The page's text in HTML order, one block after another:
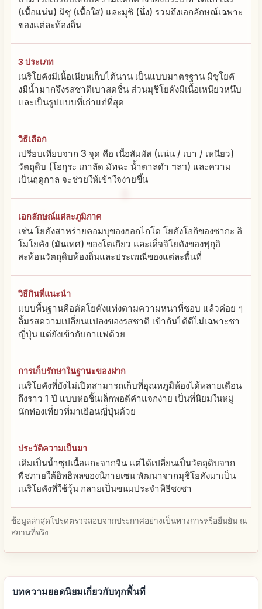
(เนื้อแน่น) มิซุ (เนื้อใส) และมุชิ (นึ่ง) รวมถึงเอกลักษณ์เฉพาะ
ของแต่ละท้องถิ่น
3 ประเภท
เนริโยคังมีเนื้อเนียนเก็บได้นาน เป็นแบบมาตรฐาน มิซุโยคั
งมีน้ำมากจึงรสชาติเบาสดชื่น ส่วนมุชิโยคังมีเนื้อเหนียวหนึบ
และเป็นรูปแบบที่เก่าแก่ที่สุด
วิธีเลือก
เปรียบเทียบจาก 3 จุด คือ เนื้อสัมผัส (แน่น / เบา / เหนียว)
วัตถุดิบ (โอกุระ เกาลัด มัทฉะ น้ำตาลดำ ฯลฯ) และความ
เป็นฤดูกาล จะช่วยให้เข้าใจง่ายขึ้น
เอกลักษณ์แต่ละภูมิภาค
เช่น โยคังสาหร่ายคอมบุของฮอกไกโด โยคังโอกิของซากะ อิ
โมโยคัง (มันเทศ) ของโตเกียว และเด็จจิโยคังของฟุกุอิ
สะท้อนวัตถุดิบท้องถิ่นและประเพณีของแต่ละพื้นที่
วิธีกินที่แนะนำ
แบบพื้นฐานคือตัดโยคังแท่งตามความหนาที่ชอบ แล้วค่อย ๆ
ลิ้มรสความเปลี่ยนแปลงของรสชาติ เข้ากันได้ดีไม่เฉพาะชา
ญี่ปุ่น แต่ยังเข้ากับกาแฟด้วย
การเก็บรักษาในฐานะของฝาก
เนริโยคังที่ยังไม่เปิดสามารถเก็บที่อุณหภูมิห้องได้หลายเดือน
ถึงราว 1 ปี แบบห่อชิ้นเล็กพอดีคำแจกง่าย เป็นที่นิยมในหมู่
นักท่องเที่ยวที่มาเยือนญี่ปุ่นด้วย
ประวัติความเป็นมา
เดิมเป็นน้ำซุปเนื้อแกะจากจีน แต่ได้เปลี่ยนเป็นวัตถุดิบจาก
พืชภายใต้อิทธิพลของนิกายเซน พัฒนาจากมุชิโยคังมาเป็น
เนริโยคังที่ใช้วุ้น กลายเป็นขนมประจำพิธีชงชา
ข้อมูลล่าสุดโปรดตรวจสอบจากประกาศอย่างเป็นทางการหรือยืนยัน ณ
สถานที่จริง
บทความยอดนิยมเกี่ยวกับทุกพื้นที่